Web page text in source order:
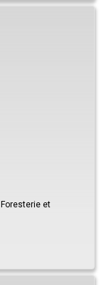
Foresterie et